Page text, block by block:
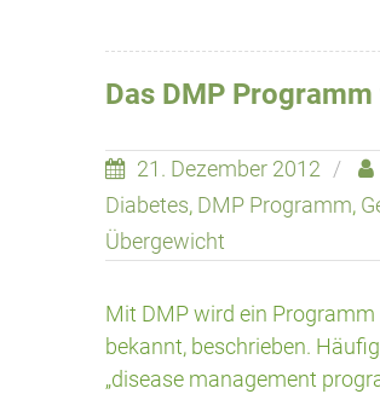
Das DMP
21. Dezember 2012
Diabetes, DMP Programm,
Übergewicht
Mit DMP wird ein Programm
bekannt, beschrieben.
„disease management